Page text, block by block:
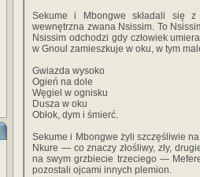
Sekume i Mbongwe składali się z
wewnętrzna zwana Nsissim. To
Nsissim odchodzi gdy człowiek
w Gnoul zamieszkuje w oku, w tym
Gwiazda wysoko
Ogień na dole
Węgiel w ognisku
Dusza w oku
Obłok, dym i śmierć.
Sekume i Mbongwe żyli szczęśliwie
Nkure — co znaczy złośliwy, zły,
na swym grzbiecie trzeciego —
pozostali ojcami innych plemion.